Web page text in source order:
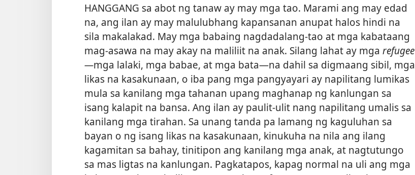
HANGGANG sa abot ng tanaw ay may mga tao. Marami ang may edad
na, ang ilan ay may malulubhang kapansanan anupat halos hindi na
sila makalakad. May mga babaing nagdadalang-tao at mga kabataang
mag-asawa na may akay na maliliit na anak. Silang lahat ay mga refugee​
—mga lalaki, mga babae, at mga bata​—na dahil sa digmaang sibil, mga
likas na kasakunaan, o iba pang mga pangyayari ay napilitang lumikas
mula sa kanilang mga tahanan upang maghanap ng kanlungan sa
isang kalapit na bansa. Ang ilan ay paulit-ulit nang napilitang umalis sa
kanilang mga tirahan. Sa unang tanda pa lamang ng kaguluhan sa
bayan o ng isang likas na kasakunaan, kinukuha na nila ang ilang
kagamitan sa bahay, tinitipon ang kanilang mga anak, at nagtutungo
sa mas ligtas na kanlungan. Pagkatapos, kapag normal na uli ang mga